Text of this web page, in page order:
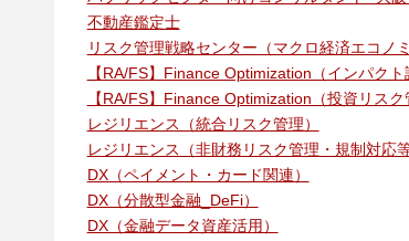
不動産鑑定士
リスク管理戦略センター（マクロ経済エコノミ
【RA/FS】Finance Optimization（インパクト
【RA/FS】Finance Optimization（投資リスク
レジリエンス（統合リスク管理）
レジリエンス（非財務リスク管理・規制対応等
DX（ペイメント・カード関連）
DX（分散型金融_DeFi）
DX（金融データ資産活用）